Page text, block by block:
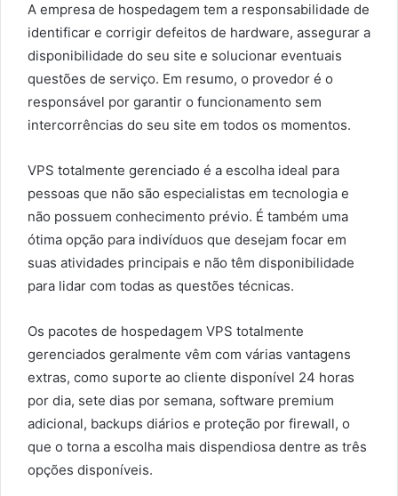
A empresa de hospedagem tem a responsabilidade de
identificar e corrigir defeitos de hardware, assegurar a
disponibilidade do seu site e solucionar eventuais
questões de serviço. Em resumo, o provedor é o
responsável por garantir o funcionamento sem
intercorrências do seu site em todos os momentos.
VPS totalmente gerenciado é a escolha ideal para
pessoas que não são especialistas em tecnologia e
não possuem conhecimento prévio. É também uma
ótima opção para indivíduos que desejam focar em
suas atividades principais e não têm disponibilidade
para lidar com todas as questões técnicas.
Os pacotes de hospedagem VPS totalmente
gerenciados geralmente vêm com várias vantagens
extras, como suporte ao cliente disponível 24 horas
por dia, sete dias por semana, software premium
adicional, backups diários e proteção por firewall, o
que o torna a escolha mais dispendiosa dentre as três
opções disponíveis.